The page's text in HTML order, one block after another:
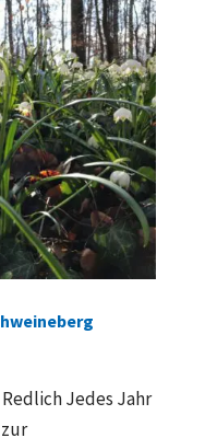
Jedes Jahr